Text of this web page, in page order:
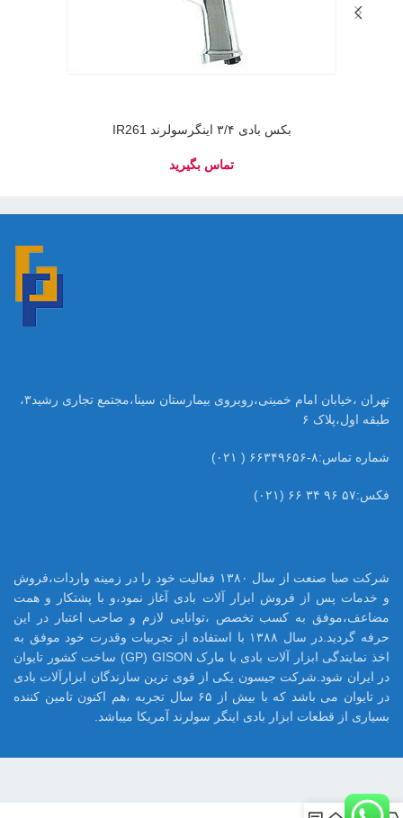
بکس بادی ۳/۴ اینگرسولرند IR261
تهران ،خیابان امام خمینی،روبروی بیمارستان سینا،مجتمع تجاری رشید۳،
طبقه اول،پلاک ۶
شماره تماس:۸-۶۶۳۴۹۶۵۶ ( ۰۲۱)
فکس:۵۷ ۹۶ ۳۴ ۶۶ (۰۲۱)
شرکت صبا صنعت از سال ۱۳۸۰ فعالیت خود را در زمینه واردات،فروش
و خدمات پس از فروش ابزار آلات بادی آغاز نمود،و با پشتکار و همت
مضاعف،موفق به کسب تخصص ،توانایی لازم و صاحب اعتبار در این
حرفه گردید.در سال ۱۳۸۸ با استفاده از تجربیات وقدرت خود موفق به
اخذ نمایندگی ابزار آلات بادی با مارک GP) GISON) ساخت کشور تایوان
در ایران شود.شرکت جیسون یکی از قوی ترین سازندگان ابزارآلات بادی
در تایوان می باشد که با بیش از ۶۵ سال تجربه ،هم اکنون تامین کننده
بسیاری از قطعات ابزار بادی اینگر سولرند آمریکا میباشد.